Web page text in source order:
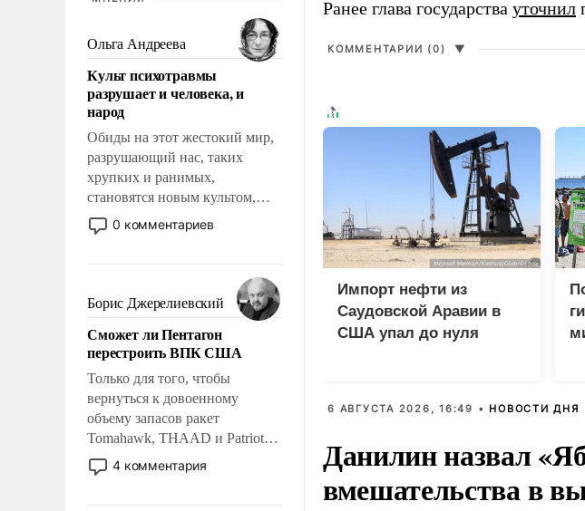
Ольга Андреева
Культ психотравмы
разрушает и человека, и
народ
Обиды на этот жестокий мир,
разрушающий нас, таких
хрупких и ранимых,
становятся новым культом,
постепенно вытесняя и
отменяя традиционное
мужественным и твердым под
ударами судьбы, брать на себя
ответственность, помогать
слабым, идти вперед и
адаптироваться.
0 комментариев
Борис Джерелиевский
Сможет ли Пентагон
перестроить ВПК США
Только для того, чтобы
вернуться к довоенному
объему запасов ракет
Tomahawk, THAAD и Patriot
США потребуется более трех
лет. Даже небольшая война с
4 комментария
Ранее глава государства уточнил
КОММЕНТАРИИ (0) ▼
Импорт нефти из
Саудовской Аравии в
США упал до нуля
6 АВГУСТА 2026, 16:49 • НОВОСТИ ДНЯ
Данилин назвал
вмешательства в